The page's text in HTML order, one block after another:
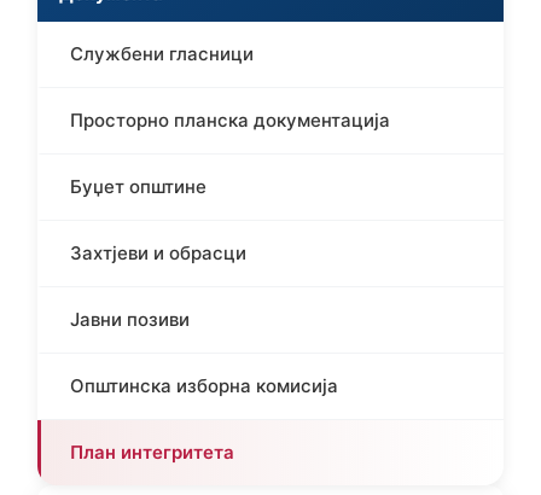
Службени гласници
Просторно планска документација
Буџет општине
Захтјеви и обрасци
Јавни позиви
Општинска изборна комисија
План интегритета